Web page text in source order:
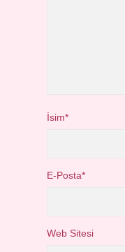
İsim*
E-Posta*
Web Sitesi